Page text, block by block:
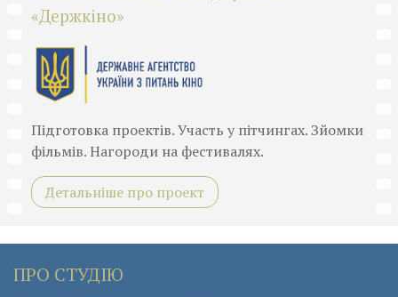
«Держкіно»
Підготовка проектів. Участь у пітчингах. Зйомки
фільмів. Нагороди на фестивалях.
Детальніше про проект
ПРО СТУДІЮ